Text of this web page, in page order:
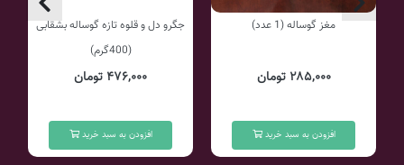
مغز گوساله (1 عدد)
۲۸۵,۰۰۰ تومان
افزودن به سبد خرید
جگرو دل و قلوه تازه گوساله بشقابی
(400گرم)
۴۷۶,۰۰۰ تومان
افزودن به سبد خرید